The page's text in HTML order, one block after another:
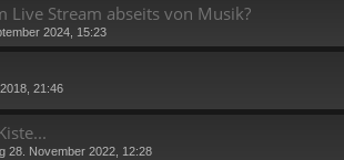
Live Stream abseits von Musik?
2024, 15:23
21:46
28. November 2022, 12:28